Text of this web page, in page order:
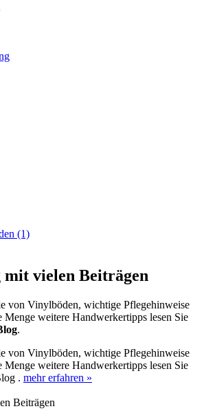
(1)
mit vielen Beiträgen
von Vinylböden, wichtige Pflegehinweise
Menge weitere Handwerkertipps lesen Sie
.
von Vinylböden, wichtige Pflegehinweise
Menge weitere Handwerkertipps lesen Sie
. mehr erfahren »
Beiträgen